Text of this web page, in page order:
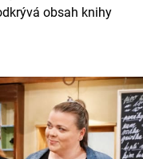
obsah knihy